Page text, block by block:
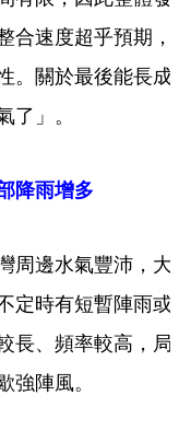
合速度超乎預期，
。關於最後能長成
」。
降雨增多
周邊水氣豐沛，大
定時有短暫陣雨或
長、頻率較高，局
陣風。